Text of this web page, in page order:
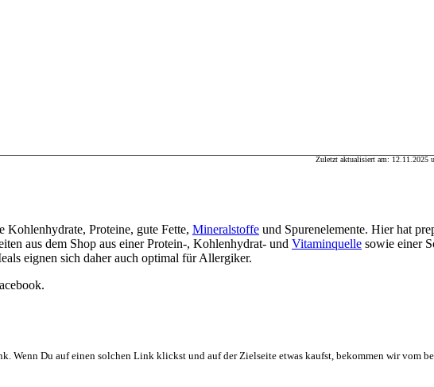
Zuletzt aktualisiert am: 12.11.2025
Kohlenhydrate, Proteine, gute Fette, Mineralstoffe und Spurenelemente. Hier hat
aus dem Shop aus einer Protein-, Kohlenhydrat- und Vitaminquelle sowie einer
eignen sich daher auch optimal für Allergiker.
Wenn Du auf einen solchen Link klickst und auf der Zielseite etwas kaufst, bekommen wir vom